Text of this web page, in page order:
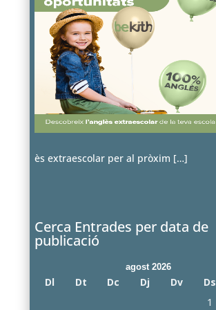
ès extraescolar per al pròxim […]
Cerca Entrades per data de
publicació
agost 2026
Dl Dt Dc Dj Dv Ds
1